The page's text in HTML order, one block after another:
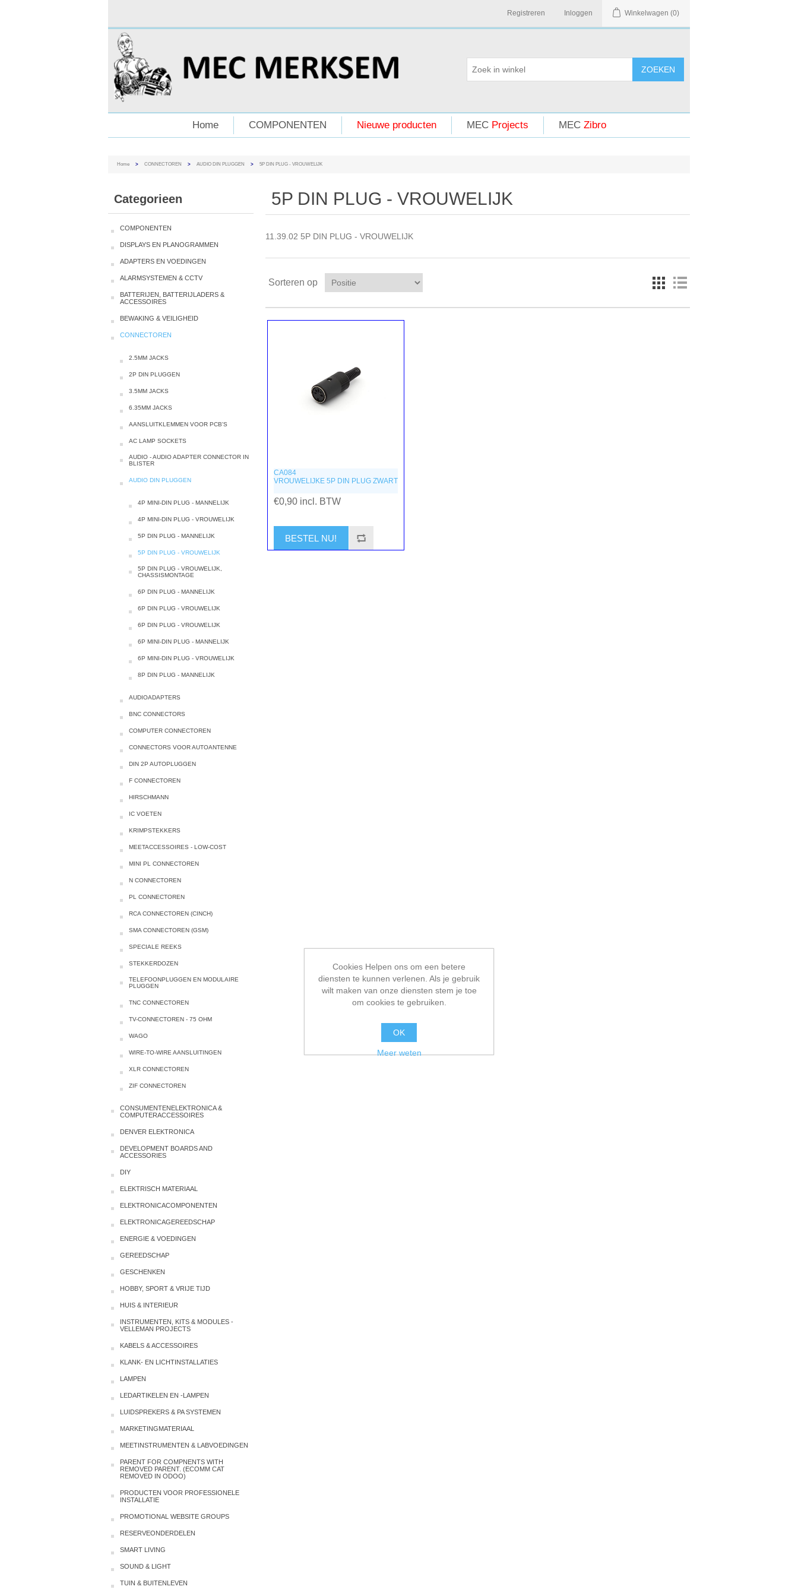
Registreren Inloggen Winkelwagen (0)
Home COMPONENTEN Nieuwe producten MEC Projects MEC Zibro
Home > CONNECTOREN > AUDIO DIN PLUGGEN > 5P DIN PLUG - VROUWELIJK
Categorieen
COMPONENTEN
DISPLAYS EN PLANOGRAMMEN
ADAPTERS EN VOEDINGEN
ALARMSYSTEMEN & CCTV
BATTERIJEN, BATTERIJLADERS &
ACCESSOIRES
BEWAKING & VEILIGHEID
CONNECTOREN
2.5MM JACKS
2P DIN PLUGGEN
3.5MM JACKS
6.35MM JACKS
AANSLUITKLEMMEN VOOR PCB'S
AC LAMP SOCKETS
AUDIO - AUDIO ADAPTER CONNECTOR IN
BLISTER
AUDIO DIN PLUGGEN
4P MINI-DIN PLUG - MANNELIJK
4P MINI-DIN PLUG - VROUWELIJK
5P DIN PLUG - MANNELIJK
5P DIN PLUG - VROUWELIJK
5P DIN PLUG - VROUWELIJK,
CHASSISMONTAGE
6P DIN PLUG - MANNELIJK
6P DIN PLUG - VROUWELIJK
6P DIN PLUG - VROUWELIJK
6P MINI-DIN PLUG - MANNELIJK
6P MINI-DIN PLUG - VROUWELIJK
8P DIN PLUG - MANNELIJK
AUDIOADAPTERS
BNC CONNECTORS
COMPUTER CONNECTOREN
CONNECTORS VOOR AUTOANTENNE
DIN 2P AUTOPLUGGEN
F CONNECTOREN
HIRSCHMANN
IC VOETEN
KRIMPSTEKKERS
MEETACCESSOIRES - LOW-COST
MINI PL CONNECTOREN
N CONNECTOREN
PL CONNECTOREN
RCA CONNECTOREN (CINCH)
SMA CONNECTOREN (GSM)
SPECIALE REEKS
STEKKERDOZEN
TELEFOONPLUGGEN EN MODULAIRE
PLUGGEN
TNC CONNECTOREN
TV-CONNECTOREN - 75 OHM
WAGO
WIRE-TO-WIRE AANSLUITINGEN
XLR CONNECTOREN
ZIF CONNECTOREN
CONSUMENTENELEKTRONICA &
COMPUTERACCESSOIRES
DENVER ELEKTRONICA
DEVELOPMENT BOARDS AND
ACCESSORIES
DIY
ELEKTRISCH MATERIAAL
ELEKTRONICACOMPONENTEN
ELEKTRONICAGEREEDSCHAP
ENERGIE & VOEDINGEN
GEREEDSCHAP
GESCHENKEN
HOBBY, SPORT & VRIJE TIJD
HUIS & INTERIEUR
INSTRUMENTEN, KITS & MODULES -
VELLEMAN PROJECTS
KABELS & ACCESSOIRES
KLANK- EN LICHTINSTALLATIES
LAMPEN
LEDARTIKELEN EN -LAMPEN
LUIDSPREKERS & PA SYSTEMEN
MARKETINGMATERIAAL
MEETINSTRUMENTEN & LABVOEDINGEN
PARENT FOR COMPNENTS WITH
REMOVED PARENT. (ECOMM CAT
REMOVED IN ODOO)
PRODUCTEN VOOR PROFESSIONELE
INSTALLATIE
PROMOTIONAL WEBSITE GROUPS
RESERVEONDERDELEN
SMART LIVING
SOUND & LIGHT
TUIN & BUITENLEVEN
5P DIN PLUG - VROUWELIJK
11.39.02 5P DIN PLUG - VROUWELIJK
Sorteren op
CA084
VROUWELIJKE 5P DIN PLUG ZWART
€0,90 incl. BTW
Cookies Helpen ons om een betere
diensten te kunnen verlenen. Als je gebruik
wilt maken van onze diensten stem je toe
om cookies te gebruiken.
OK
Meer weten